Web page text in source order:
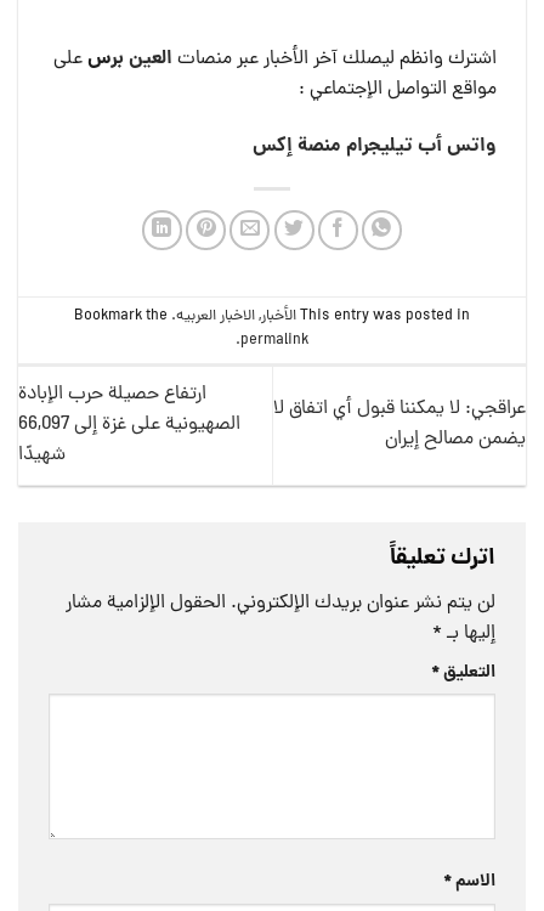
اشترك وانظم ليصلك آخر الأخبار عبر منصات العين برسعلى
مواقع التواصل الإجتماعي :
واتس أبتيليجرام منصة إكس
This entry was posted inالأخبار,الاخبار العربيه. Bookmark the
permalink
.
عراقجي: لا يمكننا قبول أي اتفاق لا
يضمن مصالح إيران
ارتفاع حصيلة حرب الإبادة
الصهيونية على غزة إلى 66,097
شهيدًا
اترك تعليقاً
لن يتم نشر عنوان بريدك الإلكتروني. الحقول الإلزامية مشار
إليها بـ *
التعليق*
الاسم*